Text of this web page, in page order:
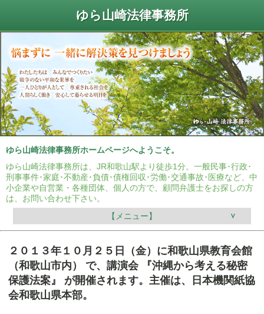
ゆら山崎法律事務所
ゆら山崎法律事務所ホームページへようこそ。
ゆら山崎法律事務所は、JR和歌山駅より徒歩1分。一般民事･行政･
刑事事件･家庭･不動産･負債･債権回収･労働･交通事故･医療など、中
小企業や自営業・各種団体、個人の方で、顧問弁護士をお探しの方
は、お問い合わせ下さい。
【メニュー】
２０１３年１０月２５日（金）に和歌山県教育会館
（和歌山市内） で、講演会 『沖縄から考える秘密
保護法案』 が開催されます。主催は、日本機関紙協
会和歌山県本部。